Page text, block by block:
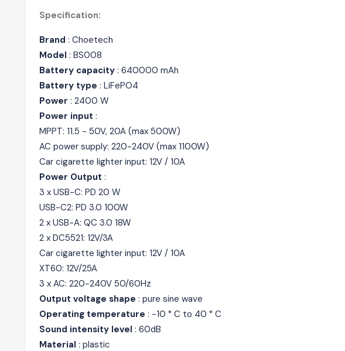
Specification:
Brand : Choetech
Model : BS008
Battery capacity : 640000 mAh
Battery type : LiFePO4
Power : 2400 W
Power input :
MPPT: 11.5 - 50V, 20A (max 500W)
AC power supply: 220-240V (max 1100W)
Car cigarette lighter input: 12V / 10A
Power Output :
3 x USB-C: PD 20 W
USB-C2: PD 3.0 100W
2 x USB-A: QC 3.0 18W
2 x DC5521: 12V/3A
Car cigarette lighter input: 12V / 10A
XT60: 12V/25A
3 x AC: 220-240V 50/60Hz
Output voltage shape : pure sine wave
Operating temperature : -10 ° C to 40 ° C
Sound intensity level : 60dB
Material : plastic